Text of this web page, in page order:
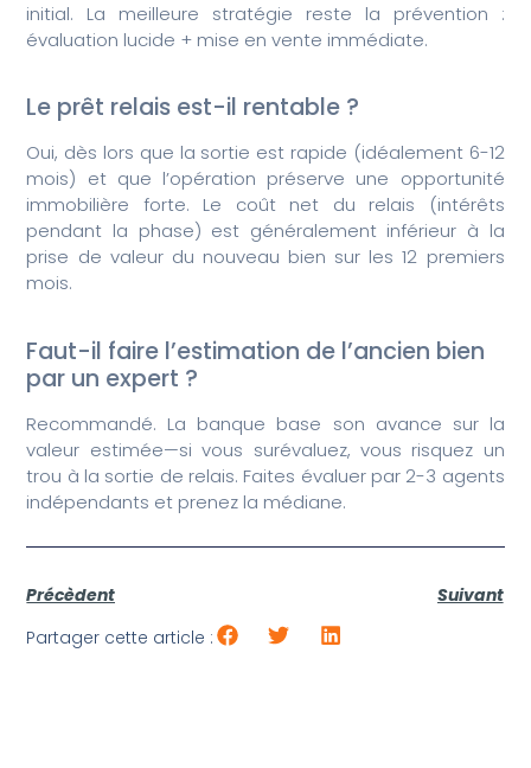
initial. La meilleure stratégie reste la prévention :
évaluation lucide + mise en vente immédiate.
Le prêt relais est-il rentable ?
Oui, dès lors que la sortie est rapide (idéalement 6-12
mois) et que l’opération préserve une opportunité
immobilière forte. Le coût net du relais (intérêts
pendant la phase) est généralement inférieur à la
prise de valeur du nouveau bien sur les 12 premiers
mois.
Faut-il faire l’estimation de l’ancien bien
par un expert ?
Recommandé. La banque base son avance sur la
valeur estimée—si vous surévaluez, vous risquez un
trou à la sortie de relais. Faites évaluer par 2-3 agents
indépendants et prenez la médiane.
Précèdent
Suivant
Partager cette article :